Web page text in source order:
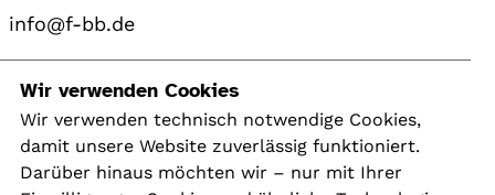
info@f-bb.de
Navigation
Kontakt
Presse
Wir verwenden Cookies
Wir verwenden technisch notwendige Cookies,
damit unsere Website zuverlässig funktioniert.
Darüber hinaus möchten wir – nur mit Ihrer